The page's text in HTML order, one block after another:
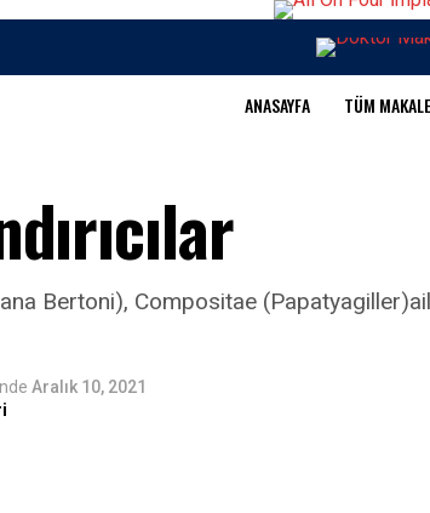
ANASAYFA TÜM
Bertoni), Compositae
Aralık 10, 2021